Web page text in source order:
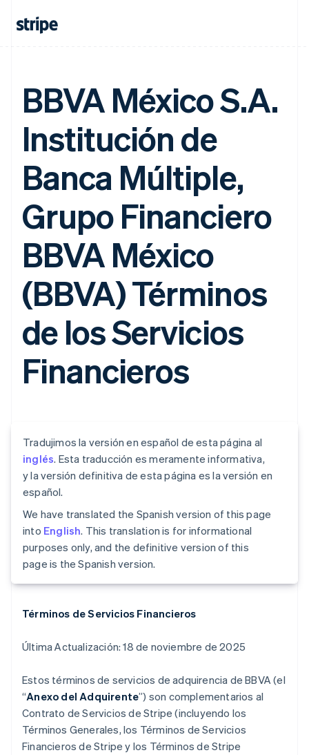
BBVA México S.A.
Institución de
Banca Múltiple,
Grupo Financiero
BBVA México
(BBVA) Términos
de los Servicios
Financieros
Tradujimos la versión en español de esta página al
inglés. Esta traducción es meramente informativa,
y la versión definitiva de esta página es la versión en
español.
We have translated the Spanish version of this page
into English. This translation is for informational
purposes only, and the definitive version of this
page is the Spanish version.
Términos de Servicios Financieros
Última Actualización: 18 de noviembre de 2025
Estos términos de servicios de adquirencia de BBVA (el
“Anexo del Adquirente”) son complementarios al
Contrato de Servicios de Stripe (incluyendo los
Términos Generales, los Términos de Servicios
Financieros de Stripe y los Términos de Stripe